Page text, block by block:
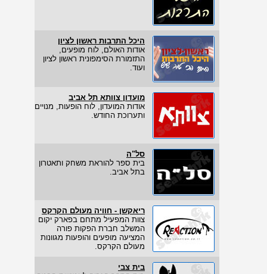
היכל התרבות ראשון לציון
אודות האולם, לוח מופעים,
התזמורת הסימפונית ראשון לציון
ועוד.
מועדון צוותא תל אביב
אודות המועדון, לוח הופעות, מנויים
ותערוכת החודש.
סל"ה
בית ספר להוראת משחק ותאטרון
בתל אביב.
ריאקשן - חוויה מעולם הקרקס
צוות המפעיל מתחם בפארק יקום
המשלב חברת הפקות פורה
המציעה מופעים והופעות מגוונות
מעולם הקרקס.
בית צבי